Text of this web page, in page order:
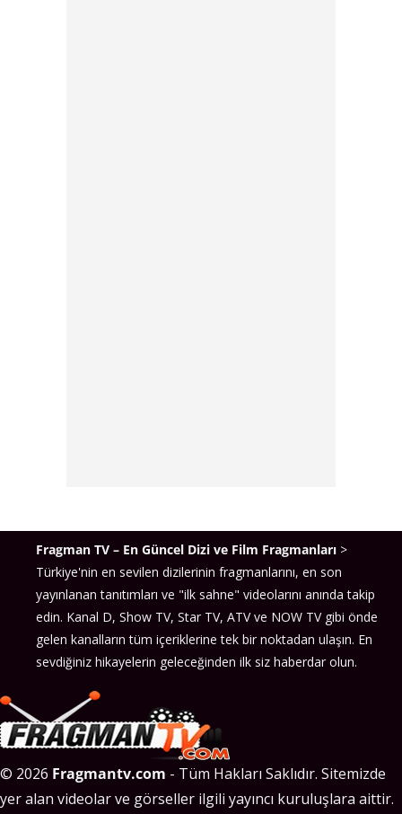
Fragman TV – En Güncel Dizi ve Film Fragmanları >
Türkiye'nin en sevilen dizilerinin fragmanlarını, en son
yayınlanan tanıtımları ve "ilk sahne" videolarını anında takip
edin. Kanal D, Show TV, Star TV, ATV ve NOW TV gibi önde
gelen kanalların tüm içeriklerine tek bir noktadan ulaşın. En
sevdiğiniz hikayelerin geleceğinden ilk siz haberdar olun.
© 2026 Fragmantv.com - Tüm Hakları Saklıdır. Sitemizde
yer alan videolar ve görseller ilgili yayıncı kuruluşlara aittir.